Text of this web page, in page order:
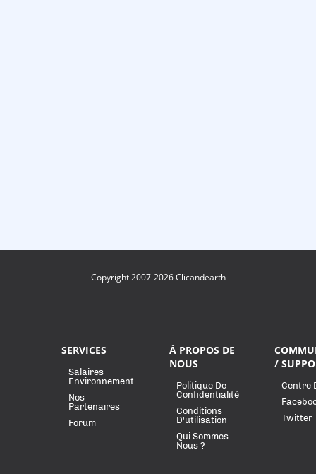
Copyright 2007-2026 Clicandearth
SERVICES
Salaires
Environnement
Nos
Partenaires
Forum
À PROPOS DE
NOUS
Politique De
Confidentialité
Conditions
D'utilisation
Qui Sommes-
Nous ?
/
Centre
Twitter